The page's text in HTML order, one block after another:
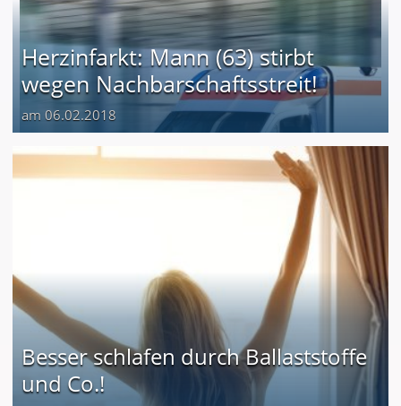
Herzinfarkt: Mann (63) stirbt
wegen Nachbarschaftsstreit!
am 06.02.2018
Besser schlafen durch Ballaststoffe
und Co.!